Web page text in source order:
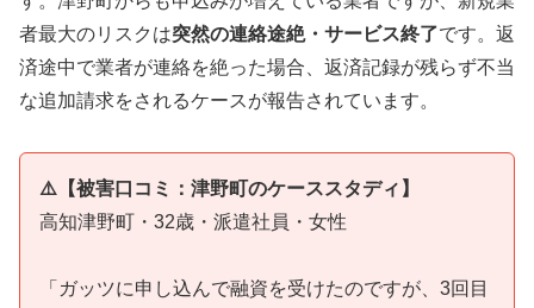
者最大のリスクは突然の連絡途絶・サービス終了です。返
済途中で業者が連絡を絶った場合、返済記録が残らず不当
な追加請求をされるケースが報告されています。
⚠️【被害口コミ：津野町のケーススタディ】
高知津野町・32歳・派遣社員・女性
「ガッツに申し込んで融資を受けたのですが、3回目